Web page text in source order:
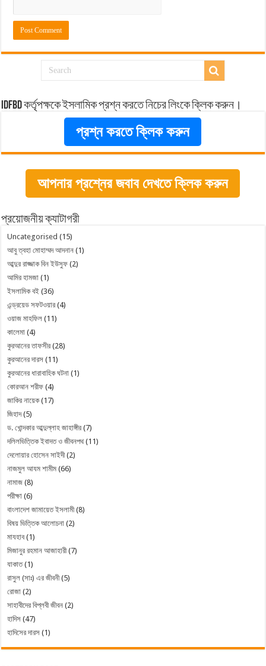
idfbd কর্তৃপক্ষকে ইসলামিক প্রশ্ন করতে নিচের লিংকে ক্লিক করুন।
প্রশ্ন করতে ক্লিক করুন
আপনার প্রশ্নের জবাব দেখতে ক্লিক করুন
প্রয়োজনীয় ক্যাটাগরী
Uncategorised (15)
আবু ত্বহা মোহাম্মদ আদনান (1)
আব্দুর রাজ্জাক বিন ইউসুফ (2)
আমির হামজা (1)
ইসলামিক বই (36)
এন্ড্রয়েড সফটওয়ার (4)
ওয়াজ মাহফিল (11)
কালেমা (4)
কুরআনের তাফসীর (28)
কুরআনের দারস (11)
কুরআনের ধারাবাহিক ঘটনা (1)
কোরআন শরীফ (4)
জাকির নায়েক(17)
জিহাদ(5)
ড. খোন্দকার আব্দুল্লাহ জাহাঙ্গীর (7)
দলিলভিত্তিক ইবাদত ও জীবনপথ(11)
দেলোয়ার হোসেন সাইদী(2)
নাজমুল আযম শামীম (66)
নামাজ (8)
পরীক্ষা (6)
বাংলাদেশ জামায়েত ইসলামী(8)
বিষয় ভিত্তিক আলোচনা (2)
মাযহাব (1)
মিজানুর রহমান আজাহারী(7)
যাকাত(1)
রাসুল (সাঃ) এর জীবনী(5)
রোজা (2)
সাহাবীদের বিপ্লবী জীবন (2)
হাদিস (47)
হাদিসের দারস (1)